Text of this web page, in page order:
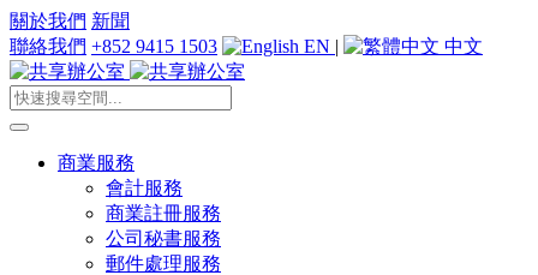
關於我們 新聞
聯絡我們 +852 9415 1503 EN | 中文
商業服務
會計服務
商業註冊服務
公司秘書服務
郵件處理服務